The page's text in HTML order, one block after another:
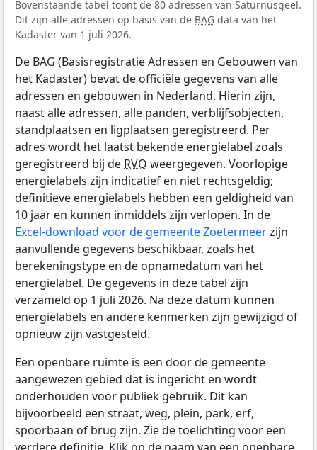
Bovenstaande tabel toont de 80 adressen van Saturnusgeel.
Dit zijn alle adressen op basis van de BAG data van het
Kadaster van 1 juli 2026.
De BAG (Basisregistratie Adressen en Gebouwen van
het Kadaster) bevat de officiële gegevens van alle
adressen en gebouwen in Nederland. Hierin zijn,
naast alle adressen, alle panden, verblijfsobjecten,
standplaatsen en ligplaatsen geregistreerd. Per
adres wordt het laatst bekende energielabel zoals
geregistreerd bij de RVO weergegeven. Voorlopige
energielabels zijn indicatief en niet rechtsgeldig;
definitieve energielabels hebben een geldigheid van
10 jaar en kunnen inmiddels zijn verlopen. In de
Excel-download voor de gemeente Zoetermeerzijn
aanvullende gegevens beschikbaar, zoals het
berekeningstype en de opnamedatum van het
energielabel. De gegevens in deze tabel zijn
verzameld op 1 juli 2026. Na deze datum kunnen
energielabels en andere kenmerken zijn gewijzigd of
opnieuw zijn vastgesteld.
Een openbare ruimte is een door de gemeente
aangewezen gebied dat is ingericht en wordt
onderhouden voor publiek gebruik. Dit kan
bijvoorbeeld een straat, weg, plein, park, erf,
spoorbaan of brug zijn. Zie de toelichting voor een